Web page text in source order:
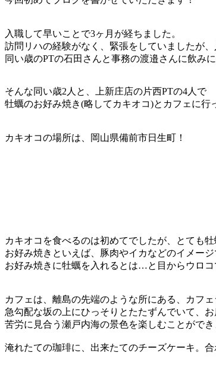
入職して早いことで3ヶ月が経ちました。
訪問リハの経験がなく、緊張をしていましたが
同い歳のPTの石田さんと事務の渡邉さんに飲み
そんな同い歳2人と、上新庄店の片西PTの4人で
牡蠣のお好み焼き(略してカキオコ)とカフェに行
カキオコの場所は、岡山県備前市日生町！
カキオコを食べるのは初めてでしたが、とても
お好み焼きといえば、豚肉やイカなどのイメー
お好み焼きに牡蠣を入れるとは…と目からウロコ
カフェは、離島の先端のような所にある、カフェ
急勾配な坂の上にひっそりとたたずんでいて、
苦労に見合う瀬戸内海の景色を楽しむことができ
淹れたての珈琲に、出来たてのチーズケーキ。